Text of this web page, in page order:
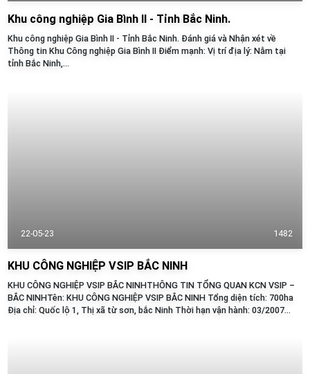
Khu công nghiệp Gia Bình II - Tỉnh Bắc Ninh.
Khu công nghiệp Gia Bình II - Tỉnh Bắc Ninh. Đánh giá và Nhận xét về
Thông tin Khu Công nghiệp Gia Bình II Điểm mạnh: Vị trí địa lý: Nằm tại
tỉnh Bắc Ninh,...
22-05-23 1482
KHU CÔNG NGHIỆP VSIP BẮC NINH
KHU CÔNG NGHIỆP VSIP BẮC NINHTHÔNG TIN TỔNG QUAN KCN VSIP –
BẮC NINHTên: KHU CÔNG NGHIỆP VSIP BẮC NINH Tổng diện tích: 700ha
Địa chỉ: Quốc lộ 1, Thị xã từ sơn, bắc Ninh Thời hạn vận hành: 03/2007